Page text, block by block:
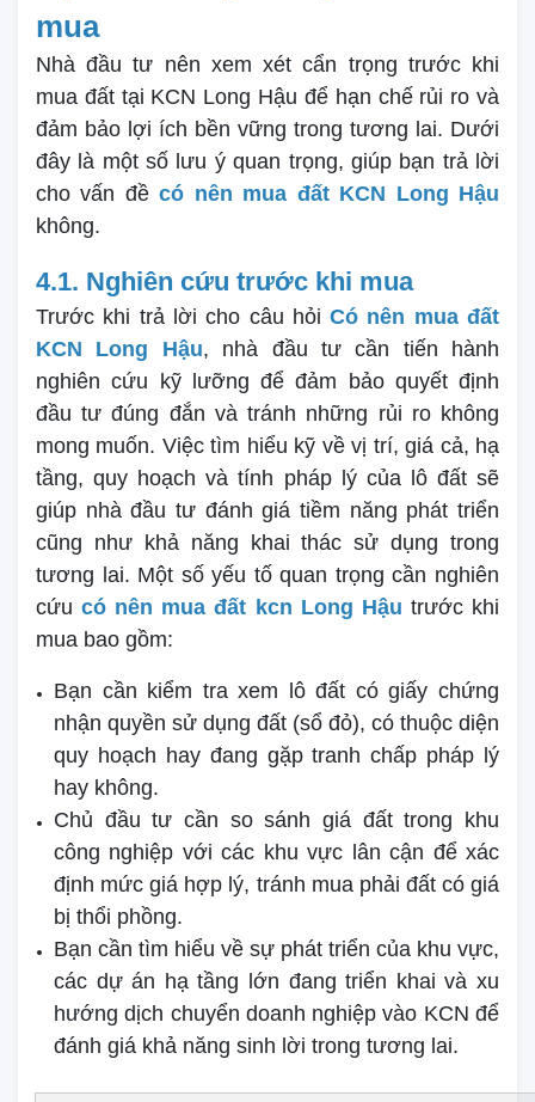
mua
Nhà đầu tư nên xem xét cẩn trọng trước khi
mua đất tại KCN Long Hậu để hạn chế rủi ro và
đảm bảo lợi ích bền vững trong tương lai. Dưới
đây là một số lưu ý quan trọng, giúp bạn trả lời
cho vấn đềcó nên mua đất KCN Long Hậu
không.
4.1. Nghiên cứu trước khi mua
Trước khi trả lời cho câu hỏiCó nên mua đất
KCN Long Hậu, nhà đầu tư cần tiến hành
nghiên cứu kỹ lưỡng để đảm bảo quyết định
đầu tư đúng đắn và tránh những rủi ro không
mong muốn. Việc tìm hiểu kỹ về vị trí, giá cả, hạ
tầng, quy hoạch và tính pháp lý của lô đất sẽ
giúp nhà đầu tư đánh giá tiềm năng phát triển
cũng như khả năng khai thác sử dụng trong
tương lai. Một số yếu tố quan trọng cần nghiên
cứucó nên mua đất kcn Long Hậu trước khi
mua bao gồm:
Bạn cần kiểm tra xem lô đất có giấy chứng
nhận quyền sử dụng đất (sổ đỏ), có thuộc diện
quy hoạch hay đang gặp tranh chấp pháp lý
hay không.
Chủ đầu tư cần so sánh giá đất trong khu
công nghiệp với các khu vực lân cận để xác
định mức giá hợp lý, tránh mua phải đất có giá
bị thổi phồng.
Bạn cần tìm hiểu về sự phát triển của khu vực,
các dự án hạ tầng lớn đang triển khai và xu
hướng dịch chuyển doanh nghiệp vào KCN để
đánh giá khả năng sinh lời trong tương lai.